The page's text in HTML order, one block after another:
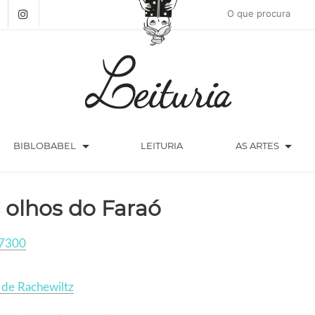
BIBLOBABEL arrow_drop_down LEITURIA AS ARTES arrow_drop_down
olhos do Faraó
de Rachewiltz